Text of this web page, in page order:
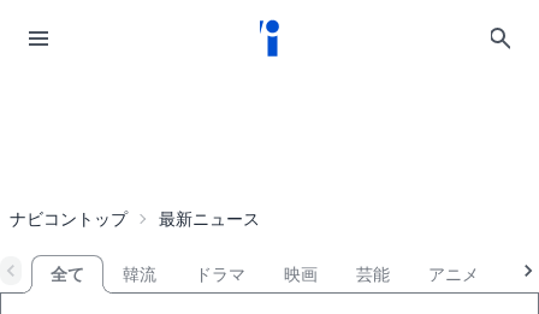
ナビコントップ 最新ニュース
全て 韓流 ドラマ 映画 芸能 アニメ